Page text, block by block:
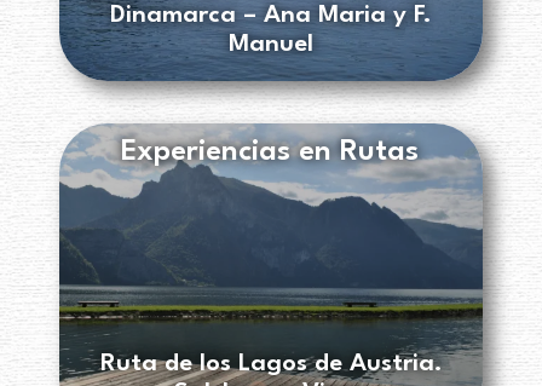
Dinamarca – Ana Maria y F.
Manuel
Experiencias en Rutas
Ruta de los Lagos de Austria.